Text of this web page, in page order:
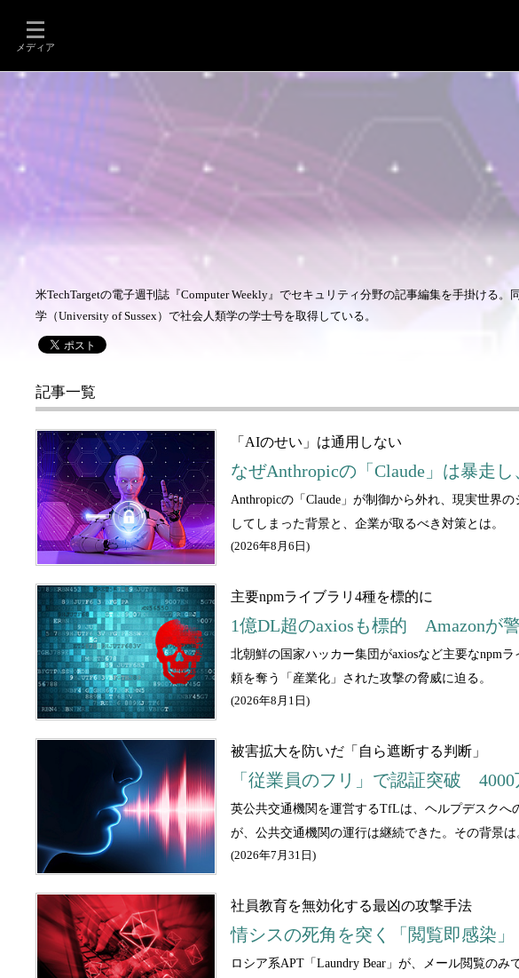
メディア
米TechTargetの電子週刊誌『Computer Weekly』でセキュリティ分野の記事編集を手掛ける
学（University of Sussex）で社会人類学の学士号を取得している。
記事一覧
「AIのせい」は通用しない
なぜAnthropicの「Claude」は暴走
Anthropicの「Claude」が制御から外れ、現実世界
してしまった背景と、企業が取るべき対策とは。
(2026年8月6日 )
主要npmライブラリ4種を標的に
1億DL超のaxiosも標的 Amazonが
北朝鮮の国家ハッカー集団がaxiosなど主要なnpm
頼を奪う「産業化」された攻撃の脅威に迫る。
(2026年8月1日 )
被害拡大を防いだ「自ら遮断する判断」
「従業員のフリ」で認証突破
英公共交通機関を運営するTfLは、ヘルプデスクへ
が、公共交通機関の運行は継続できた。その背景は
(2026年7月31日 )
社員教育を無効化する最凶の攻撃手法
情シスの死角を突く「閲覧即感染
ロシア系APT「Laundry Bear」が、メール閲覧の